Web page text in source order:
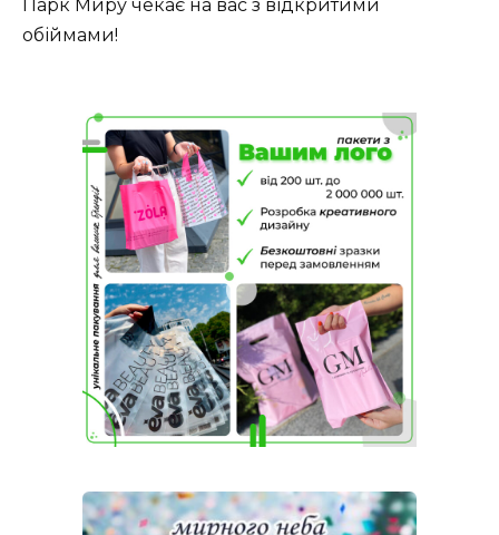
Парк Миру чекає на вас з відкритими
обіймами!